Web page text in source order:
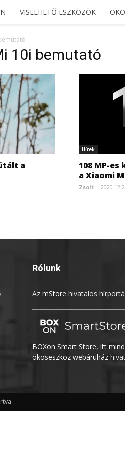
VISELHETŐ ESZKÖZÖK
10i bemutató
a
Hírek
108 MP-
a Xiaomi
Zsolt -
Rólunk
Az mStore hivatalos
BOXon Smart Store, itt
okoseszköz webáruház